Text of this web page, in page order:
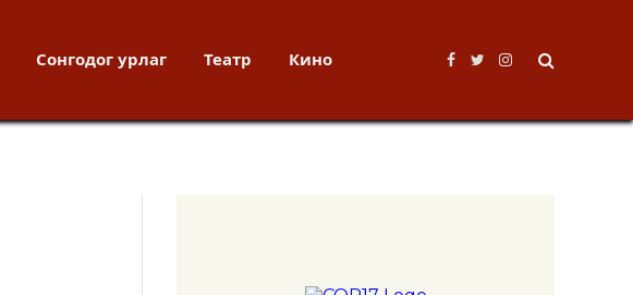
Сонгодог урлаг Театр Кино
Facebook
TwitterInstagram